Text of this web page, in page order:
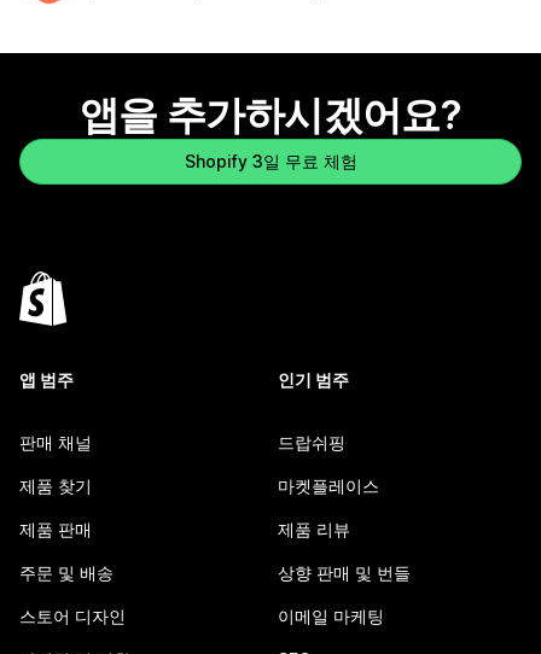
앱을 추가하시겠어요?
Shopify 3일 무료 체험
앱 범주
판매 채널
제품 찾기
제품 판매
주문 및 배송
스토어 디자인
인기 범주
드랍쉬핑
마켓플레이스
제품 리뷰
상향 판매 및 번들
이메일 마케팅